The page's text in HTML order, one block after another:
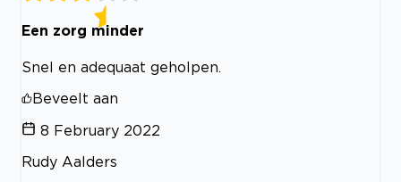
Een zorg minder
Snel en adequaat geholpen.
Beveelt aan
8 February 2022
Rudy Aalders